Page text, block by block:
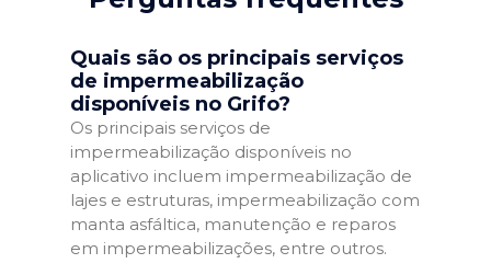
Quais são os principais serviços
de impermeabilização
disponíveis no Grifo?
Os principais serviços de
impermeabilização disponíveis no
aplicativo incluem impermeabilização de
lajes e estruturas, impermeabilização com
manta asfáltica, manutenção e reparos
em impermeabilizações, entre outros.